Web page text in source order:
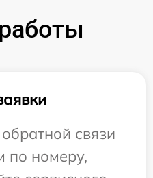
связи
по номеру,